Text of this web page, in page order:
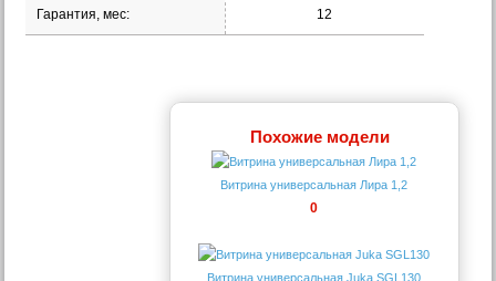
Гарантия, мес: 12
Похожие модели
Витрина универсальная Лира 1,2
0
Витрина универсальная Juka SGL130